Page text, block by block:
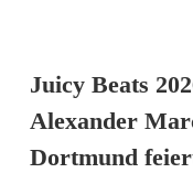
Juicy Beats
Alexander
Dortmund